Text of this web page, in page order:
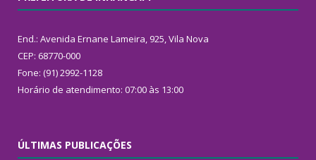
End.: Avenida Ernane Lameira, 925, Vila Nova
CEP: 68770-000
Fone: (91) 2992-1128
Horário de atendimento: 07:00 às 13:00
ÚLTIMAS PUBLICAÇÕES